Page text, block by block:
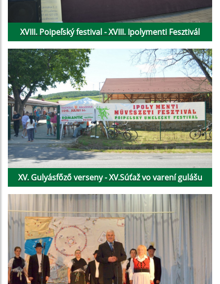
XVIII. Poipeľský festival - XVIII. Ipolymenti Fesztivál
XV. Gulyásfőző verseny - XV.Súťaž vo varení gulášu